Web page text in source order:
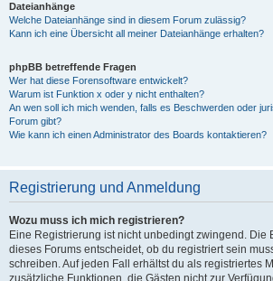
Dateianhänge
Welche Dateianhänge sind in diesem Forum zulässig?
Kann ich eine Übersicht all meiner Dateianhänge erhalten?
phpBB betreffende Fragen
Wer hat diese Forensoftware entwickelt?
Warum ist Funktion x oder y nicht enthalten?
An wen soll ich mich wenden, falls es Beschwerden oder
Forum gibt?
Wie kann ich einen Administrator des Boards kontaktieren?
Registrierung und Anmeldung
Wozu muss ich mich registrieren?
Eine Registrierung ist nicht unbedingt zwingend. Die
dieses Forums entscheidet, ob du registriert sein
schreiben. Auf jeden Fall erhältst du als registriertes
zusätzliche Funktionen, die Gästen nicht zur